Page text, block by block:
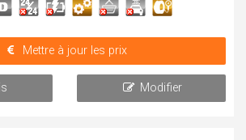
Mettre à jour les prix
Modifier